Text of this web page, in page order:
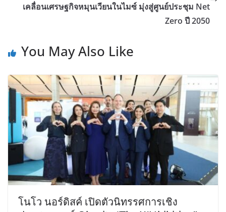
เคลื่อนเศรษฐกิจหมุนเวียนในไมซ์ มุ่งสู่ศูนย์ประชุม Net
Zero ปี 2050
You May Also Like
โนโว นอร์ดิสค์ เปิดตัวนิทรรศการเชิง